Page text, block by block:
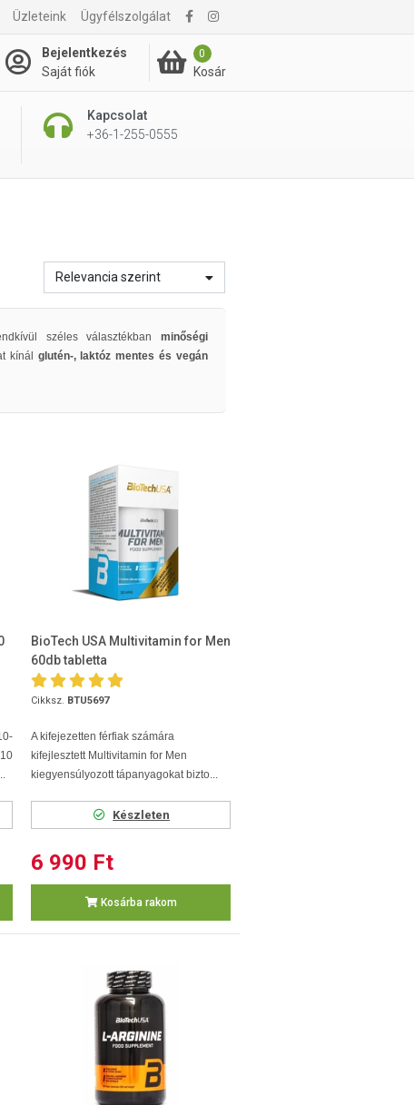
Üzleteink Ügyfélszolgálat
Bejelentkezés
Saját fiók
0
Kosár
Kapcsolat
+36-1-255-0555
Relevancia szerint
széles választékbanminőségi
kínál glutén-, laktóz mentes és vegán
BioTech USA Multivitamin for Men
60db tabletta
Cikksz. BTU5697
A kifejezetten férfiak számára
kifejlesztett Multivitamin for Men
kiegyensúlyozott tápanyagokat bizto...
Készleten
6 990 Ft
Kosárba rakom